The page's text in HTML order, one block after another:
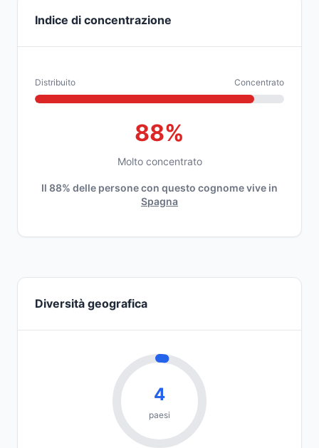
Indice di concentrazione
Distribuito Concentrato
88%
Molto concentrato
Il 88% delle persone con questo cognome vive in
Spagna
Diversità geografica
4
paesi